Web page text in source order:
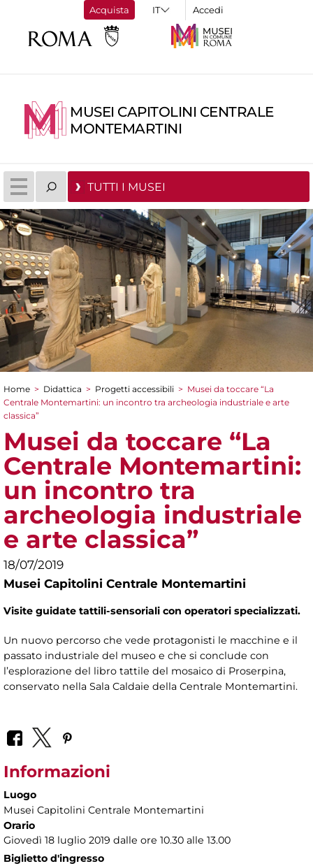
Acquista Accedi
MUSEI CAPITOLINI CENTRALE
MONTEMARTINI
TUTTI I MUSEI
Tu sei qui
Home > Didattica > Progetti accessibili > Musei da toccare “La
Centrale Montemartini: un incontro tra archeologia industriale e arte
classica”
Musei da toccare “La
Centrale Montemartini:
un incontro tra
archeologia industriale
e arte classica”
18/07/2019
Musei Capitolini Centrale Montemartini
Visite guidate tattili-sensoriali con operatori specializzati.
Un nuovo percorso che vede protagonisti le macchine e il
passato industriale del museo e che si conclude con
l’esplorazione del libro tattile del mosaico di Proserpina,
conservato nella Sala Caldaie della Centrale Montemartini.
Informazioni
Luogo
Musei Capitolini Centrale Montemartini
Orario
Giovedì 18 luglio 2019 dalle ore 10.30 alle 13.00
Biglietto d'ingresso